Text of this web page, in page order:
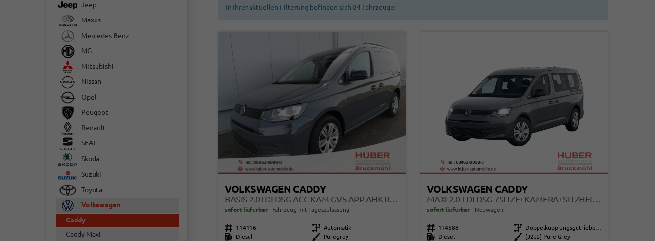
In Ihrer aktuellen Filterung befinden sich 84 Fahrzeuge:
VOLKSWAGEN CADDY
sofort lieferbar Fahrzeug mit Tageszulassung
Fahrzeugnr. 114116 Getriebe
Automatik
Kraftstoff
Diesel Außenfarbe
Puregrey
VOLKSWAGEN CADDY
sofort lieferbar Neuwagen
Fahrzeugnr. 114588 Getriebe
Kraftstoff
Diesel Außenfarbe
[J2J2] Pure Grey
Jeep
Maxus
Mercedes-Benz
MG
Mitsubishi
Nissan
Opel
Peugeot
Renault
SEAT
Skoda
Suzuki
Toyota
Volkswagen
Caddy
Caddy Maxi